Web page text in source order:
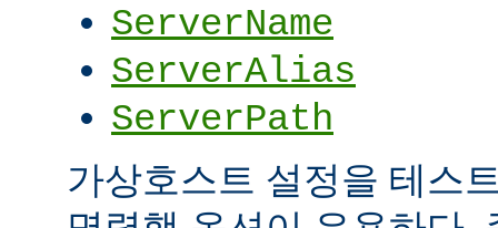
ServerName
ServerAlias
ServerPath
가상호스트 설정을 테스